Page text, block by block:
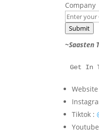
Company
Submit
~Saasten
Get In
Tiktok :